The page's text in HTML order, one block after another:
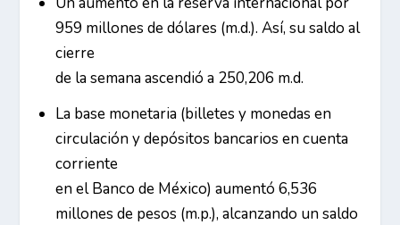
959 millones de dólares (m.d.). Así, su saldo al
cierre
de la semana ascendió a 250,206 m.d.
La base monetaria (billetes y monedas en
circulación y depósitos bancarios en cuenta
corriente
en el Banco de México) aumentó 6,536
millones de pesos (m.p.), alcanzando un saldo